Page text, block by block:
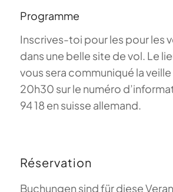
Programme
Inscrives-toi pour les pour les
dans une belle site de vol. Le
vous sera communiqué la
20h30 sur le numéro
94 18 en suisse allemand.
Réservation
Buchungen sind für diese